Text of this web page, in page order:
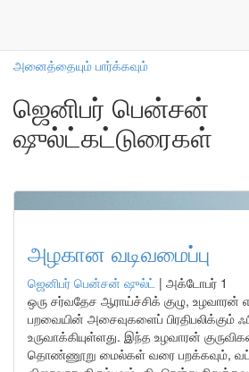
அனைத்தையும் பார்க்கவும்
ஜெனிபர் பென்சன்
ஷுல்ட்கட்டுரைகள்
அழகான வடிவமைப்பு
ஜெனிபர் பென்சன் ஷுல்ட் | அக்டோபர் 1
ஒரு சர்வதேச ஆராய்ச்சிக் குழு, உழவாரன்
பறவையின் அசைவுகளைப் பிரதிபலிக்கும்
உருவாக்கியுள்ளது. இந்த உழவாரன்
தொண்ணூறு மைல்கள் வரை பறக்கவும்,